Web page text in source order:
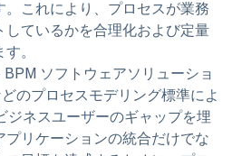
。これにより、プロセスが業務
しているかを合理化および定量
。
BPM ソフトウェアソリューショ
のプロセスモデリング標準によ
ジネスユーザーのギャップを埋
プリケーションの統合だけでな